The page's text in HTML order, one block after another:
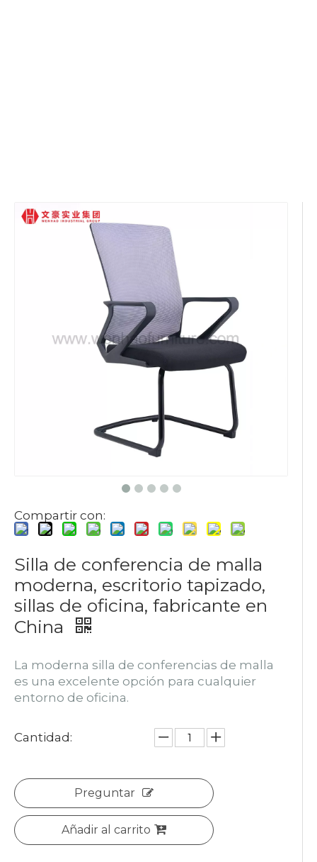
Compartir con:
Silla de conferencia de malla
moderna, escritorio tapizado,
sillas de oficina, fabricante en
China
La moderna silla de conferencias de malla
es una excelente opción para cualquier
entorno de oficina.
Cantidad:
Preguntar
Añadir al carrito